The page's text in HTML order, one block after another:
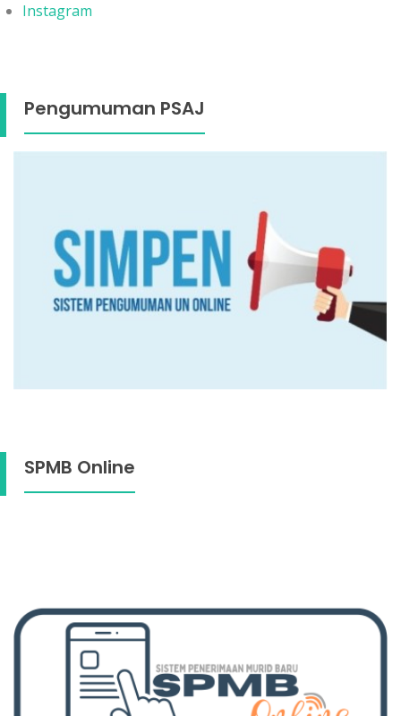
Instagram
Pengumuman PSAJ
SPMB Online